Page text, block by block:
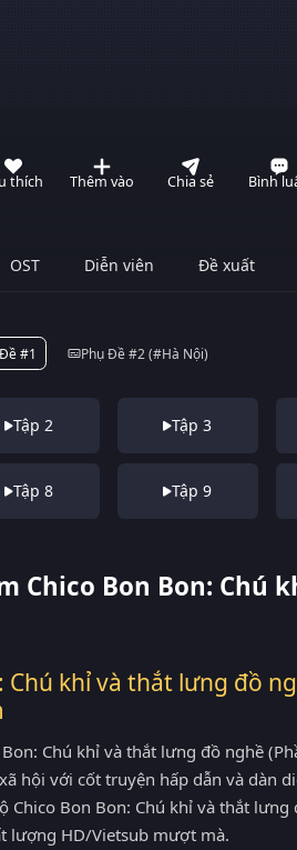
thích Thêm vào Chia sẻ Bình
OST Diễn viên Đề xuất
#1 Phụ Đề #2 (#Hà Nội)
Tập 2 Tập 3
Tập 8 Tập 9
Chico Bon Bon: Chú
Chú khỉ và thắt lưng đồ
Chú khỉ và thắt lưng đồ nghề
hội với cốt truyện hấp dẫn và dàn
Chico Bon Bon: Chú khỉ và thắt
lượng HD/Vietsub mượt mà.